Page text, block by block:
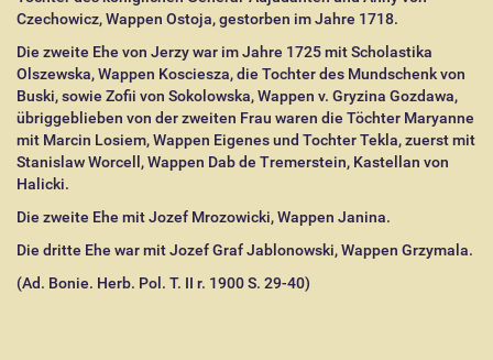
Czechowicz, Wappen Ostoja, gestorben im Jahre 1718.
Die zweite Ehe von Jerzy war im Jahre 1725 mit Scholastika
Olszewska, Wappen Kosciesza, die Tochter des Mundschenk von
Buski, sowie Zofii von Sokolowska, Wappen v. Gryzina Gozdawa,
übriggeblieben von der zweiten Frau waren die Töchter Maryanne
mit Marcin Losiem, Wappen Eigenes und Tochter Tekla, zuerst mit
Stanislaw Worcell, Wappen Dab de Tremerstein, Kastellan von
Halicki.
Die zweite Ehe mit Jozef Mrozowicki, Wappen Janina.
Die dritte Ehe war mit Jozef Graf Jablonowski, Wappen Grzymala.
(Ad. Bonie. Herb. Pol. T. II r. 1900 S. 29-40)